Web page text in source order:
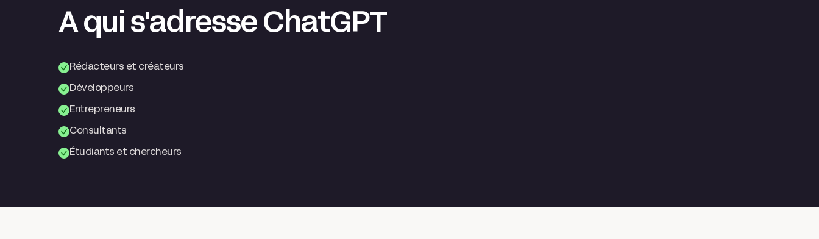
A qui s'adresse ChatGPT
Rédacteurs et créateurs
Développeurs
Entrepreneurs
Consultants
Étudiants et chercheurs